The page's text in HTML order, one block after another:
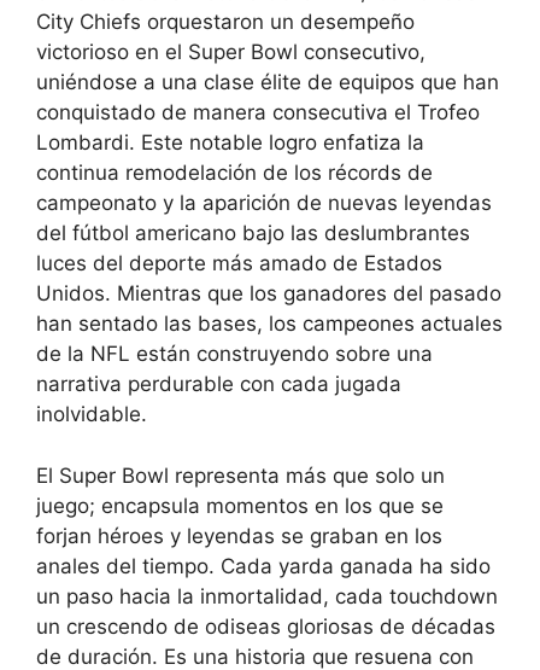
City Chiefs orquestaron un desempeño
victorioso en el Super Bowl consecutivo,
uniéndose a una clase élite de equipos que han
conquistado de manera consecutiva el Trofeo
Lombardi. Este notable logro enfatiza la
continua remodelación de los récords de
campeonato y la aparición de nuevas leyendas
del fútbol americano bajo las deslumbrantes
luces del deporte más amado de Estados
Unidos. Mientras que los ganadores del pasado
han sentado las bases, los campeones actuales
de la NFL están construyendo sobre una
narrativa perdurable con cada jugada
inolvidable.
El Super Bowl representa más que solo un
juego; encapsula momentos en los que se
forjan héroes y leyendas se graban en los
anales del tiempo. Cada yarda ganada ha sido
un paso hacia la inmortalidad, cada touchdown
un crescendo de odiseas gloriosas de décadas
de duración. Es una historia que resuena con